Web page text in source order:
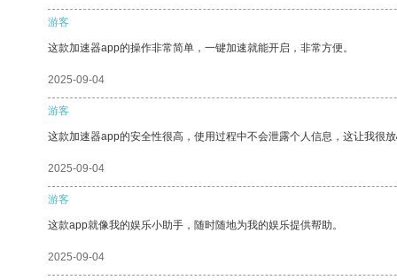
游客
这款加速器app的操作非常简单，一键加速就能开启，非常方便。
2025-09-04
游客
这款加速器app的安全性很高，使用过程中不会泄露个人信息，这让我很
2025-09-04
游客
这款app就像我的娱乐小助手，随时随地为我的娱乐提供帮助。
2025-09-04